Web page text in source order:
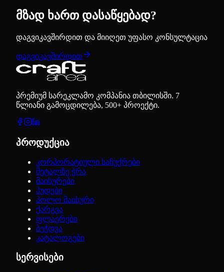
მზად ხართ დასაწყებად?
დაგვიკავშირდით და მიიღეთ უფასო კონსულტაცია
დაგვიკავშირდით
პრემიუმ სარეკლამო კომპანია თბილისში. 7
წლიანი გამოცდილება, 500+ პროექტი.
პროდუქცია
კორპორატიული საჩუქრები
მეტალზე ჭრა
მაისურები
ჰუდები
პოლო მაისური
ქარგვა
ფლაერები
ბეჭდვა
კატალოგები
სერვისები